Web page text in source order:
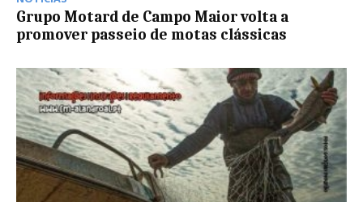
Grupo Motard de Campo Maior volta a
promover passeio de motas clássicas